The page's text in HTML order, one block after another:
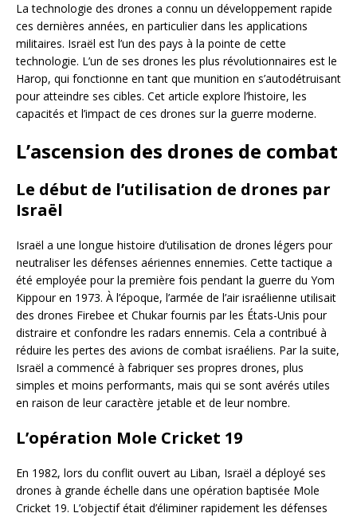
La technologie des drones a connu un développement rapide
ces dernières années, en particulier dans les applications
militaires. Israël est l’un des pays à la pointe de cette
technologie. L’un de ses drones les plus révolutionnaires est le
Harop, qui fonctionne en tant que munition en s’autodétruisant
pour atteindre ses cibles. Cet article explore l’histoire, les
capacités et l’impact de ces drones sur la guerre moderne.
L’ascension des drones de combat
Le début de l’utilisation de drones par
Israël
Israël a une longue histoire d’utilisation de drones légers pour
neutraliser les défenses aériennes ennemies. Cette tactique a
été employée pour la première fois pendant la guerre du Yom
Kippour en 1973. À l’époque, l’armée de l’air israélienne utilisait
des drones Firebee et Chukar fournis par les États-Unis pour
distraire et confondre les radars ennemis. Cela a contribué à
réduire les pertes des avions de combat israéliens. Par la suite,
Israël a commencé à fabriquer ses propres drones, plus
simples et moins performants, mais qui se sont avérés utiles
en raison de leur caractère jetable et de leur nombre.
L’opération Mole Cricket 19
En 1982, lors du conflit ouvert au Liban, Israël a déployé ses
drones à grande échelle dans une opération baptisée Mole
Cricket 19. L’objectif était d’éliminer rapidement les défenses